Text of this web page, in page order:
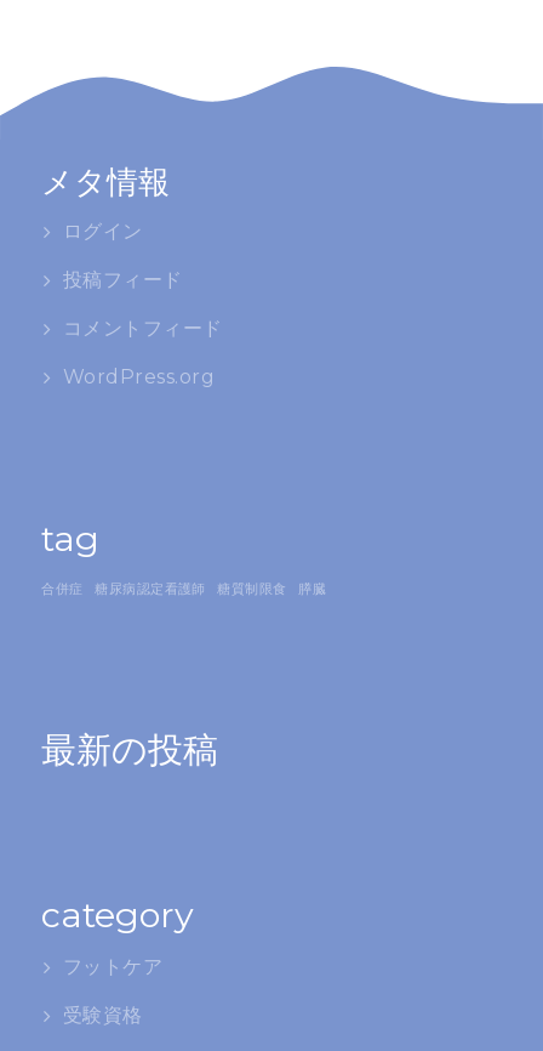
メタ情報
ログイン
投稿フィード
コメントフィード
WordPress.org
tag
合併症 糖尿病認定看護師 糖質制限食 膵臓
最新の投稿
category
フットケア
受験資格